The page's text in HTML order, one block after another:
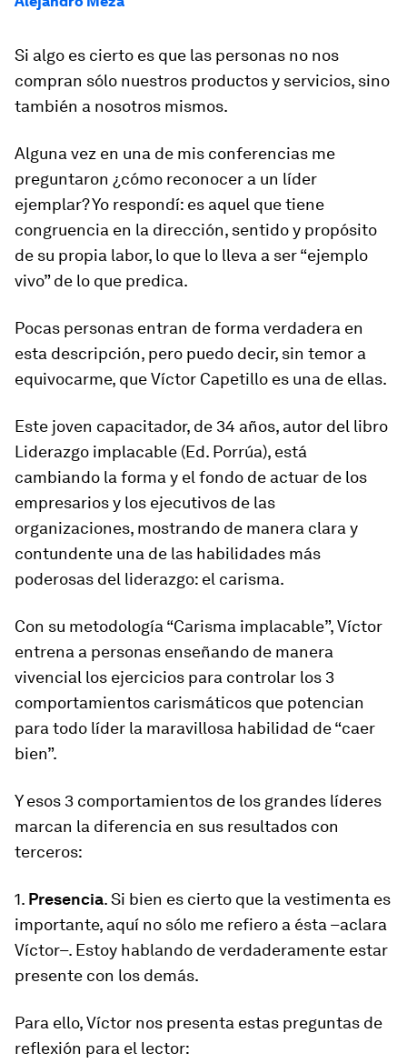
Si algo es cierto es que las personas no nos
compran sólo nuestros productos y servicios, sino
también a nosotros mismos.
Alguna vez en una de mis conferencias me
preguntaron ¿cómo reconocer a un líder
ejemplar? Yo respondí: es aquel que tiene
congruencia en la dirección, sentido y propósito
de su propia labor, lo que lo lleva a ser “ejemplo
vivo” de lo que predica.
Pocas personas entran de forma verdadera en
esta descripción, pero puedo decir, sin temor a
equivocarme, que Víctor Capetillo es una de ellas.
Este joven capacitador, de 34 años, autor del libro
Liderazgo implacable (Ed. Porrúa), está
cambiando la forma y el fondo de actuar de los
empresarios y los ejecutivos de las
organizaciones, mostrando de manera clara y
contundente una de las habilidades más
poderosas del liderazgo: el carisma.
Con su metodología “Carisma implacable”, Víctor
entrena a personas enseñando de manera
vivencial los ejercicios para controlar los 3
comportamientos carismáticos que potencian
para todo líder la maravillosa habilidad de “caer
bien”.
Y esos 3 comportamientos de los grandes líderes
marcan la diferencia en sus resultados con
terceros:
1. Presencia. Si bien es cierto que la vestimenta es
importante, aquí no sólo me refiero a ésta –aclara
Víctor–. Estoy hablando de verdaderamente estar
presente con los demás.
Para ello, Víctor nos presenta estas preguntas de
reflexión para el lector: